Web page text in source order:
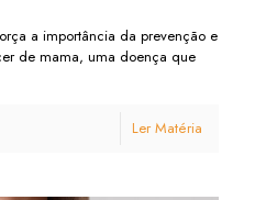
a importância da prevenção e
de mama, uma doença que
Ler Matéria